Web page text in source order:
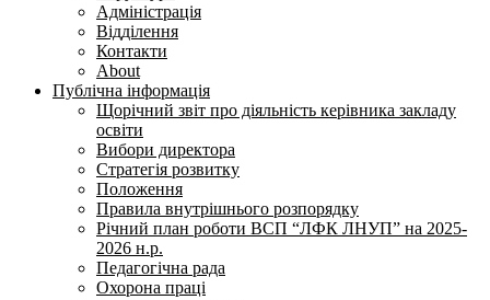
Адміністрація
Відділення
Контакти
About
Публічна інформація
Щорічний звіт про діяльність керівника закладу
освіти
Вибори директора
Стратегія розвитку
Положення
Правила внутрішнього розпорядку
Річний план роботи ВСП “ЛФК ЛНУП” на 2025-
2026 н.р.
Педагогічна рада
Охорона праці